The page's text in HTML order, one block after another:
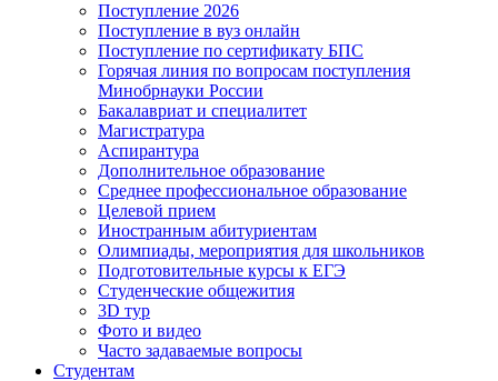
Поступление 2026
Поступление в вуз онлайн
Поступление по сертификату БПС
Горячая линия по вопросам поступления
Минобрнауки России
Бакалавриат и специалитет
Магистратура
Аспирантура
Дополнительное образование
Среднее профессиональное образование
Целевой прием
Иностранным абитуриентам
Олимпиады, мероприятия для школьников
Подготовительные курсы к ЕГЭ
Студенческие общежития
3D тур
Фото и видео
Часто задаваемые вопросы
Студентам